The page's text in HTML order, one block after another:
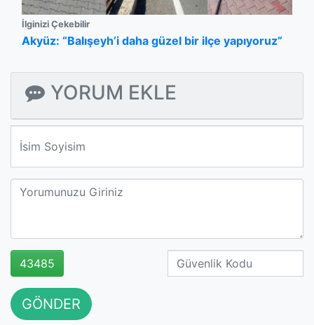
İlginizi Çekebilir
Akyüz: “Balışeyh’i daha güzel bir ilçe yapıyoruz”
YORUM EKLE
43485
GÖNDER